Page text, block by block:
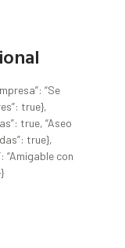
“Se
true},
true, “Aseo
true},
“Amigable con